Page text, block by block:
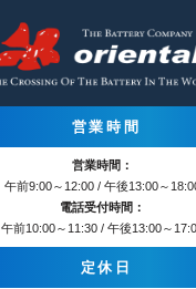
営業時間
営業時間：
午前9:00～12:00 / 午後13:00～
電話受付時間：
午前10:00～11:30 / 午後13:00～
定休日